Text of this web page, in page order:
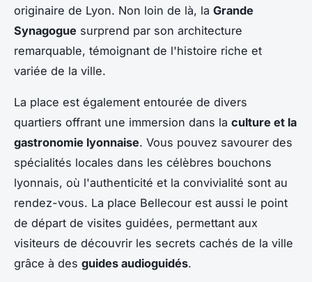
originaire de Lyon. Non loin de là, la Grande
Synagogue surprend par son architecture
remarquable, témoignant de l'histoire riche et
variée de la ville.
La place est également entourée de divers
quartiers offrant une immersion dans la culture et la
gastronomie lyonnaise. Vous pouvez savourer des
spécialités locales dans les célèbres bouchons
lyonnais, où l'authenticité et la convivialité sont au
rendez-vous. La place Bellecour est aussi le point
de départ de visites guidées, permettant aux
visiteurs de découvrir les secrets cachés de la ville
grâce à des guides audioguidés.